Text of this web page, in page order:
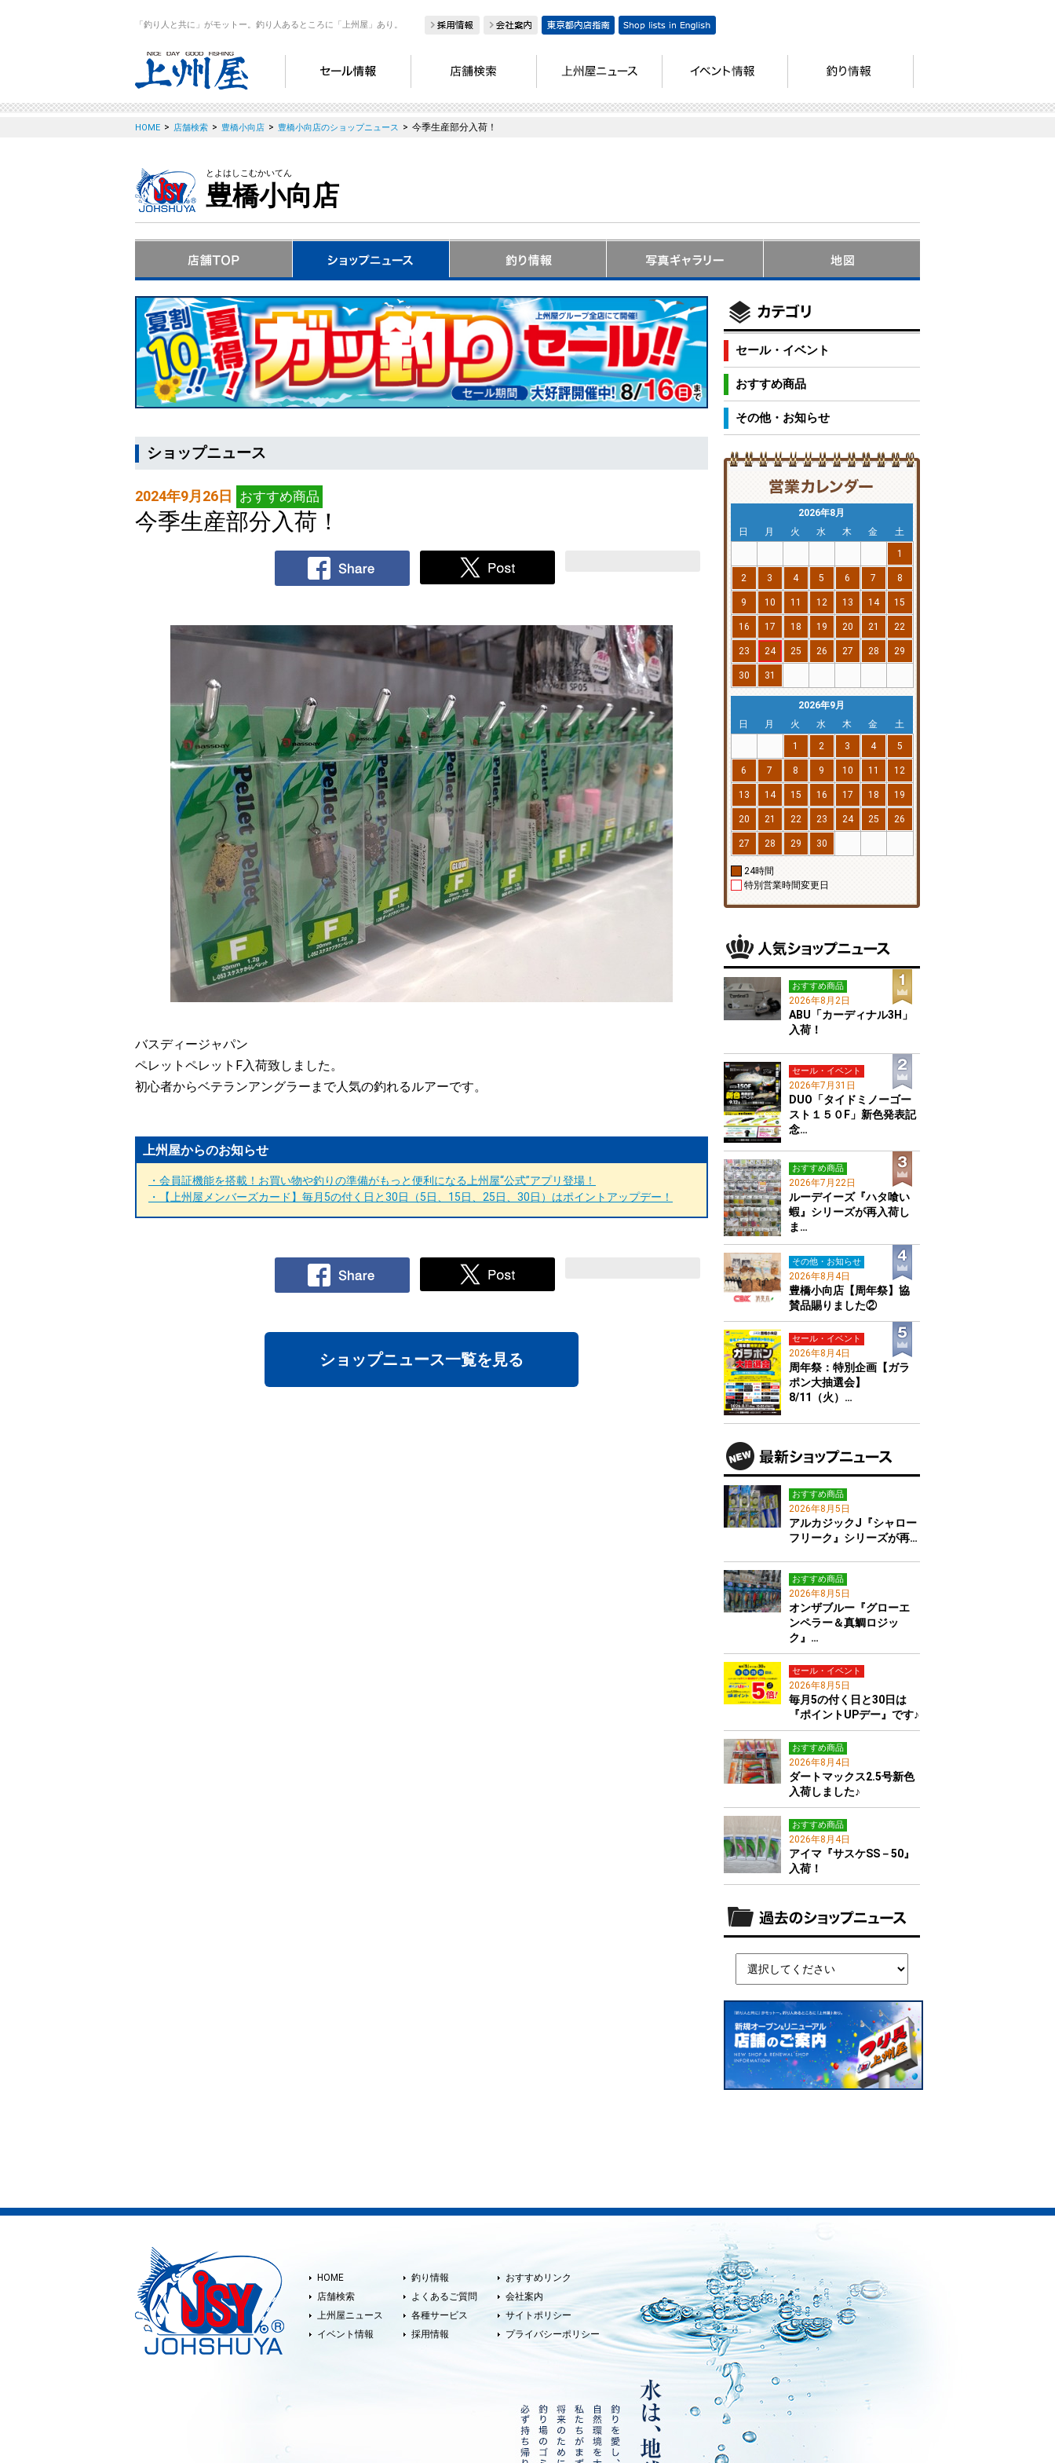
「釣り人と共に」がモットー。釣り人あるところに「上州屋」あり。
HOME > 店舗検索 > 豊橋小向店 > 豊橋小向店のショップニュース > 今季生産部分入荷！
とよはしこむかいてん
豊橋小向店
ショップニュース
2024年9月26日 おすすめ商品
今季生産部分入荷！
バスディージャパン
ペレットペレットF入荷致しました。
初心者からベテランアングラーまで人気の釣れるルアーです。
上州屋からのお知らせ
・会員証機能を搭載！お買い物や釣りの準備がもっと便利になる上州屋“公式”アプリ登場！
・【上州屋メンバーズカード】毎月5の付く日と30日（5日、15日、25日、30日）はポイントアップデー！
ショップニュース一覧を見る
セール・イベント
おすすめ商品
その他・お知らせ
2026年8月
日
月 火 水 木 金
土
1
2 3 4 5 6 7 8
9 10 11 12 13 14 15
16 17 18 19 20 21 22
23 24 25 26 27 28 29
30 31
2026年9月
日
月 火 水 木 金
土
1
2 3 4 5
6 7 8 9 10 11 12
13 14 15 16 17 18 19
20 21 22 23 24 25 26
27 28 29 30
24時間
特別営業時間変更日
おすすめ商品
2026年8月2日
ABU「カーディナル3H」
入荷！
セール・イベント
2026年7月31日
DUO「タイドミノーゴー
スト１５０F」新色発表記
念…
おすすめ商品
2026年7月22日
ルーデイーズ『ハタ喰い
蝦』シリーズが再入荷し
ま…
その他・お知らせ
2026年8月4日
豊橋小向店【周年祭】協
賛品賜りました②
セール・イベント
2026年8月4日
周年祭：特別企画【ガラ
ポン大抽選会】
8/11（火）…
おすすめ商品
2026年8月5日
アルカジックJ『シャロー
フリーク』シリーズが再…
おすすめ商品
2026年8月5日
オンザブルー『グローエ
ンペラー＆真鯛ロジッ
ク』…
セール・イベント
2026年8月5日
毎月5の付く日と30日は
『ポイントUPデー』です♪
おすすめ商品
2026年8月4日
ダートマックス2.5号新色
入荷しました♪
おすすめ商品
2026年8月4日
アイマ『サスケSS－50』
入荷！
HOME
店舗検索
上州屋ニュース
イベント情報
釣り情報
よくあるご質問
各種サービス
採用情報
おすすめリンク
会社案内
サイトポリシー
プライバシーポリシー